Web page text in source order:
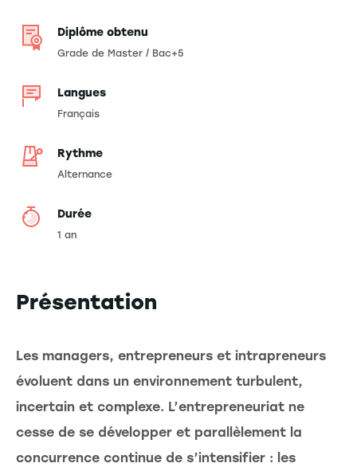
Diplôme obtenu
Grade de Master / Bac+5
Langues
Français
Rythme
Alternance
Durée
1 an
Présentation
Les managers, entrepreneurs et intrapreneurs
évoluent dans un environnement turbulent,
incertain et complexe. L’entrepreneuriat ne
cesse de se développer et parallèlement la
concurrence continue de s’intensifier : les